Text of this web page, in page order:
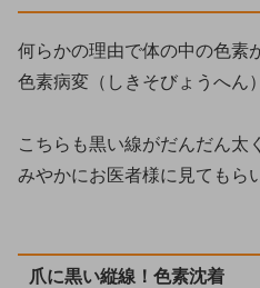
何らかの理由で体の中の色素
色素病変（しきそびょうへん
こちらも黒い線がだんだん太
みやかにお医者様に見てもら
爪に黒い縦線！色素沈着